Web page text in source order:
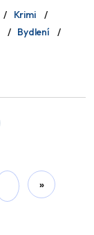
Krimi
Bydlení
»